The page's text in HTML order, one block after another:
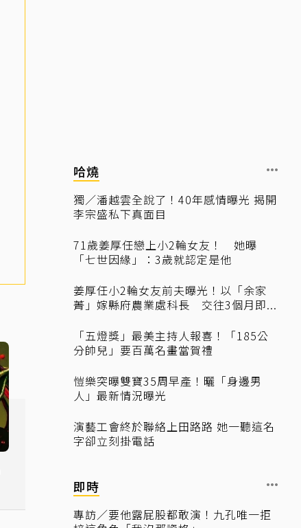
哈燒
獨／潘越雲全說了！40年感情曝光 揭開
李宗盛私下真面目
71歲姜厚任戀上小2輪女友！ 她曝
「七世因緣」：3歲就認定是他
姜厚任小2輪女友前夫曝光！以「余家
菁」嫁縣府農業處科長 交往3個月即...
「五燈獎」最美主持人報喜！「185公
分帥兒」要百萬名畫當賀禮
愷樂突曝雙寶35周早產！曬「身邊男
人」最新情況曝光
演藝工會終於聯絡上田路路 她一聽這名
字卻立刻掛電話
即時
專訪／要他露屁股都敢演！九孔唯一拒